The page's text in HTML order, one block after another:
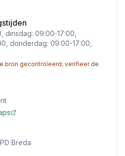
dinsdag: 09:00-17:00,
donderdag: 09:00-17:00,
bron gecontroleerd; verifieer de
Breda